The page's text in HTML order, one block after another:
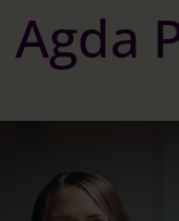
Agda